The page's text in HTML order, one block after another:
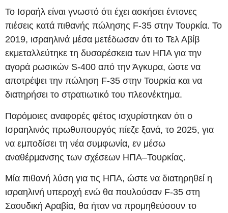
Το Ισραήλ είναι γνωστό ότι έχει ασκήσει έντονες
πιέσεις κατά πιθανής πώλησης F-35 στην Τουρκία. Το
2019, ισραηλινά μέσα μετέδωσαν ότι το Τελ Αβίβ
εκμεταλλεύτηκε τη δυσαρέσκεια των ΗΠΑ για την
αγορά ρωσικών S-400 από την Άγκυρα, ώστε να
αποτρέψει την πώληση F-35 στην Τουρκία και να
διατηρήσει το στρατιωτικό του πλεονέκτημα.
Παρόμοιες αναφορές φέτος ισχυρίστηκαν ότι ο
Ισραηλινός πρωθυπουργός πίεζε ξανά, το 2025, για
να εμποδίσει τη νέα συμφωνία, εν μέσω
αναθέρμανσης των σχέσεων ΗΠΑ–Τουρκίας.
Μία πιθανή λύση για τις ΗΠΑ, ώστε να διατηρηθεί η
ισραηλινή υπεροχή ενώ θα πουλούσαν F-35 στη
Σαουδική Αραβία, θα ήταν να προμηθεύσουν το